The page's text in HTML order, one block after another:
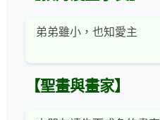
弟弟雖小，也知愛主
【聖畫與畫家】